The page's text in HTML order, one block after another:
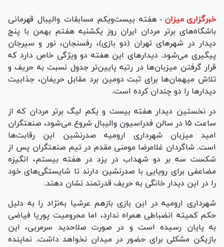
خبرگزاری میزان - هفته بیست‌ویکم مسابقات والیبال قهرمانی
باشگاه‌های برتر مردان ایران روز یکشنبه هفتم بهمن با پنج
دیدار در شهر‌های تهران (دو بازی)، رفسنجان، نور و سیرجان
پیگیری می‌شود. دیدار‌های این هفته دو ویژگی خاص دارد که
قرار گرفتن میزبان‌ها در رتبه پایین‌تر جدول نسبت به حریف و
تلاش میهمان‌ها برای ثبت دومین برد مقابل حریفان، جذابیت
دیدار‌ها را دو چندان کرده است.
در نخستین دیدار هفته بیست و یکم لیگ برتر مردان که از
ساعت ۱۵ در سالن فدراسیون والیبال شروع می‌شود، صنعتگران
امید میزبان شهرداری ارومیه صدرنشین این رقابت‌ها
است. شاگردان غلامرضا مومنی مقدم در تیم صنعتگران پس از
شکست سه بر دو شهداب در یزد در هفته بیستم، انگیزه
مضاعفی برای رویایی با صدرنشین دارند تا شایستگی‌های خود
را در این دیدار خانگی به حریف قدرتمند نشان دهند.
شهرداری ارومیه در این بازی بازهم عرشیا به‌نژاد را به دلیل
حکم کمیته انضباطی همراه ندارد، اما محرومیت پوریا فیاضی
به پایان رسیده است و در صورت صلاحدید سرمربی، این
بازیکن مشکلی برای حضور در میدان نخواهد داشت. نماینده